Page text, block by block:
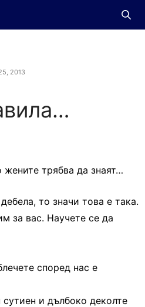
2013
трябва да знаят…
то значи това е така.
за вас. Научете се да
според нас е
и дълбоко деколте